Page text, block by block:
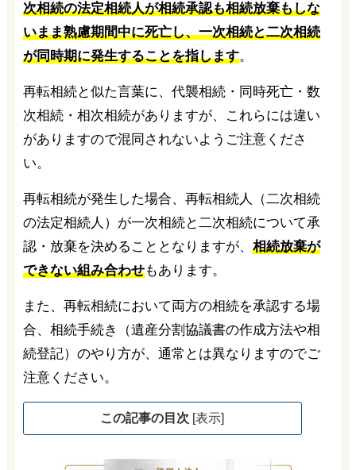
次相続の法定相続人が相続承認も相続放棄もしな
いまま熟慮期間中に死亡し、一次相続と二次相続
が同時期に発生することを指します。
再転相続と似た言葉に、代襲相続・同時死亡・数
次相続・相次相続がありますが、これらには違い
がありますので混同されないようご注意くださ
い。
再転相続が発生した場合、再転相続人（二次相続
の法定相続人）が一次相続と二次相続について承
認・放棄を決めることとなりますが、 相続放棄が
できない組み合わせもあります。
また、再転相続において両方の相続を承認する場
合、相続手続き（遺産分割協議書の作成方法や相
続登記）のやり方が、通常とは異なりますのでご
注意ください。
この記事の目次 [表示]